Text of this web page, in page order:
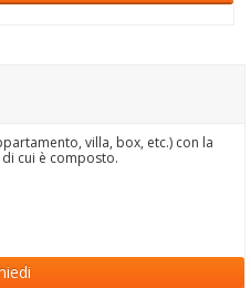
villa, box, etc.) con la
cui è composto.